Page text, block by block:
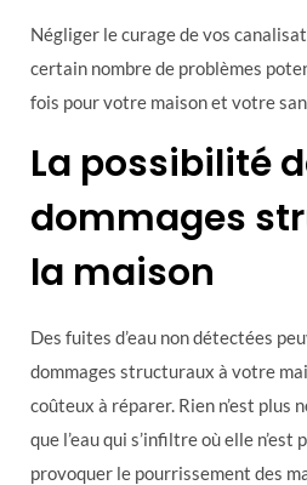
Négliger le curage de vos
certain nombre de problèmes
fois pour votre maison et votre
La possibilité
dommages
la maison
Des fuites d’eau non détectées
dommages structuraux à votre
coûteux à réparer. Rien n’est plus
que l’eau qui s’infiltre où elle
provoquer le pourrissement des